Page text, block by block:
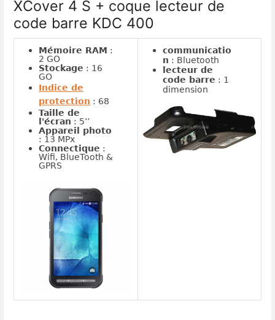
XCover 4 S + coque lecteur de
code barre KDC 400
Mémoire RAM :
2 GO
Stockage : 16
GO
Indice de
protection : 68
Taille de
l'écran : 5’’
Appareil photo
: 13 MPx
Connectique :
Wifi, BlueTooth &
GPRS
communicatio
n : Bluetooth
lecteur de
code barre : 1
dimension